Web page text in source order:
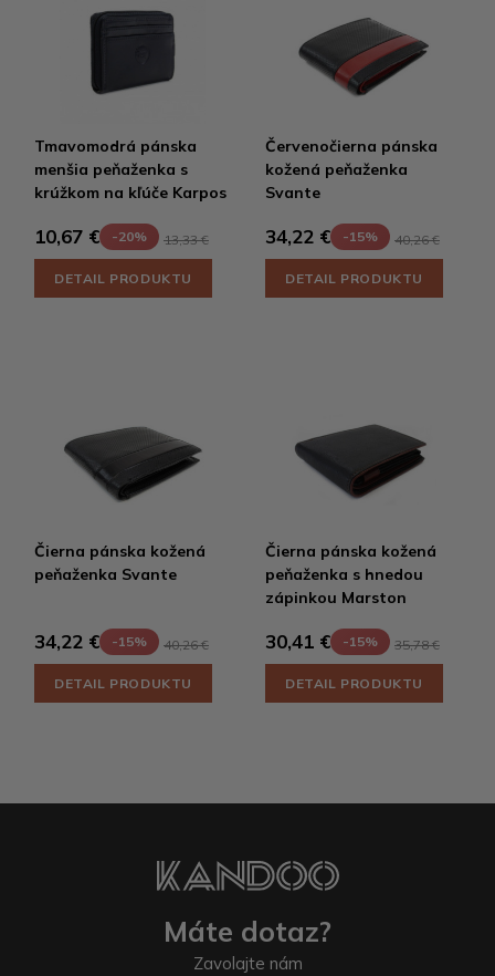
Tmavomodrá pánska
menšia peňaženka s
krúžkom na kľúče Karpos
10,67 € -20% 13,33 €
DETAIL PRODUKTU
Červenočierna pánska
kožená peňaženka
Svante
34,22 € -15% 40,26 €
DETAIL PRODUKTU
Čierna pánska kožená
peňaženka Svante
34,22 € -15% 40,26 €
DETAIL PRODUKTU
Čierna pánska kožená
peňaženka s hnedou
zápinkou Marston
30,41 € -15% 35,78 €
DETAIL PRODUKTU
Máte dotaz?
Zavolajte nám